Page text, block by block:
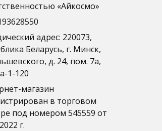
«Айкосмо»
адрес: 220073,
Беларусь, г. Минск,
д. 24, пом. 7а,
1-120
магазин
в торговом
под номером 545559 от
г.